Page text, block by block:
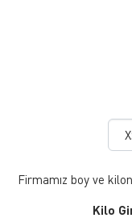
Firmamız boy ve
Kilo